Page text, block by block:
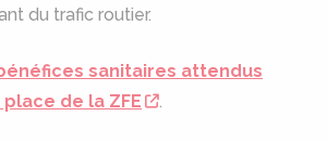
du trafic routier.
sanitaires attendus
de la ZFE
.